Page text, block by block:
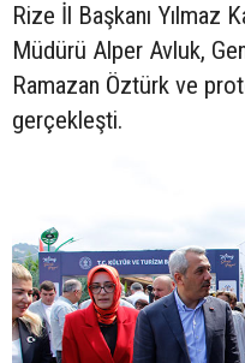
Rize İl Başkanı Yılmaz
Müdürü Alper Avluk,
Ramazan Öztürk ve
gerçekleşti.